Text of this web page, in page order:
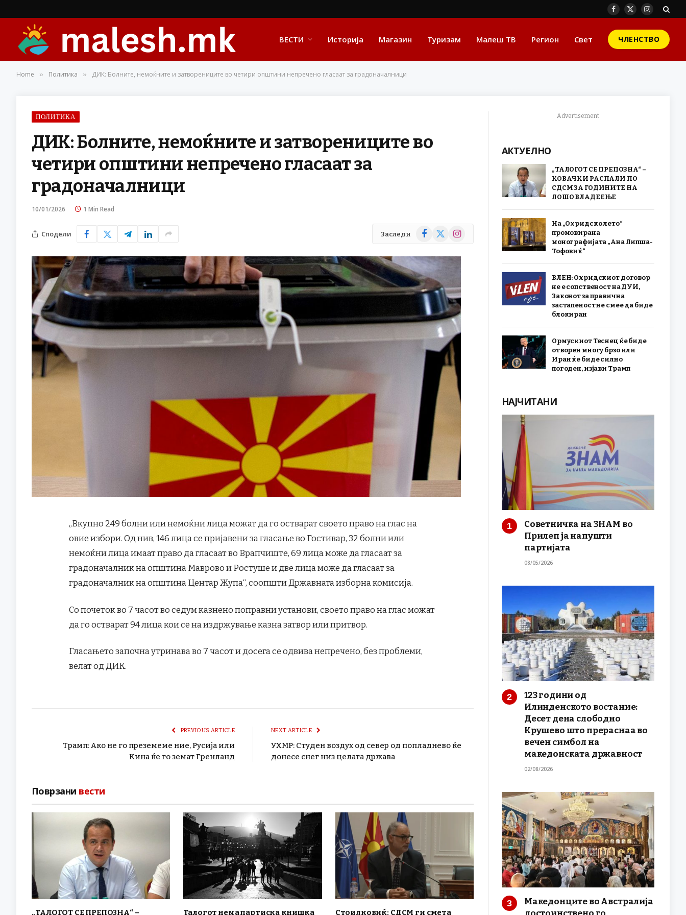
Facebook
X
Instagram
ВЕСТИ Историја Магазин Туризам Малеш ТВ Регион Свет ЧЛЕНСТВО
Home » Политика » ДИК: Болните, немоќните и затворениците во четири општини непречено гласаат за градоначалници
ПОЛИТИКА
ДИК: Болните, немоќните и затворениците во
четири општини непречено гласаат за
градоначалници
10/01/2026 1 Min Read
Сподели Заследи Facebook
X
Instagram
„Вкупно 249 болни или немоќни лица можат да го остварат своето право на глас на
овие избори. Од нив, 146 лица се пријавени за гласање во Гостивар, 32 болни или
немоќни лица имаат право да гласаат во Врапчиште, 69 лица може да гласаат за
градоначалник на општина Маврово и Ростуше и две лица може да гласаат за
градоначалник на општина Центар Жупа“, соопшти Државната изборна комисија.
Со почеток во 7 часот во седум казнено поправни установи, своето право на глас можат
да го остварат 94 лица кои се на издржување казна затвор или притвор.
Гласањето започна утринава во 7 часот и досега се одвива непречено, без проблеми,
велат од ДИК.
PREVIOUS ARTICLE
Трамп: Ако не го преземеме ние, Русија или
Кина ќе го земат Гренланд
NEXT ARTICLE
УХМР: Студен воздух од север од попладнево ќе
донесе снег низ целата држава
Поврзани вести
„ТАЛОГОТ СЕ ПРЕПОЗНА“ –
Талогот нема партиска книшка
Стоилковиќ: СДСМ ги смета
Advertisement
АКТУЕЛНО
„ТАЛОГОТ СЕ ПРЕПОЗНА“ –
КОВАЧКИ РАСПАЛИ ПО
СДСМ ЗА ГОДИНИТЕ НА
ЛОШО ВЛАДЕЕЊЕ
На „Охридско лето“
промовирана
монографијата „Ана Липша-
Тофовиќ“
ВЛЕН: Охридскиот договор
не е сопственост на ДУИ,
Законот за правична
застапеност не смее да биде
блокиран
Ормускиот Теснец ќе биде
отворен многу брзо или
Иран ќе биде силно
погоден, изјави Трамп
НАЈЧИТАНИ
Советничка на ЗНАМ во
Прилеп ја напушти
партијата
08/05/2026
123 години од
Илинденското востание:
Десет дена слободно
Крушево што прераснаа во
вечен симбол на
македонската државност
02/08/2026
Македонците во Австралија